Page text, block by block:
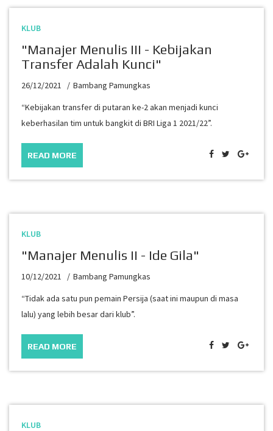
KLUB
"Manajer Menulis III - Kebijakan
Transfer Adalah Kunci"
26/12/2021
Bambang Pamungkas
“Kebijakan transfer di putaran ke-2 akan menjadi kunci
keberhasilan tim untuk bangkit di BRI Liga 1 2021/22”.
READ MORE
KLUB
"Manajer Menulis II - Ide Gila"
10/12/2021
Bambang Pamungkas
“Tidak ada satu pun pemain Persija (saat ini maupun di masa
lalu) yang lebih besar dari klub”.
READ MORE
KLUB